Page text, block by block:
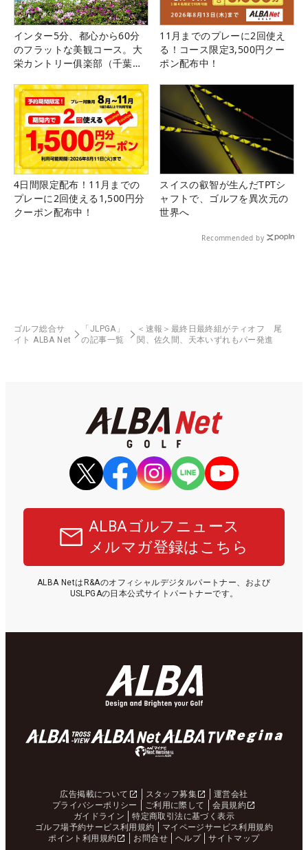
インター5分、都心から60分
のフラットな美観コース。大
栄カントリー俱楽部（千葉
11月までのプレーに2回使え
る！コース限定3,500円クー
ポン配布中！
4日間限定配布！11月までの
プレーに2回使える1,500円分
クーポン配布中！
スイスの叡智が生んだTPTシ
ャフトで、ゴルフを異次元の
世界へ
Recommended by
ゴルフ総合サ
イト ALBA Net
「JLPGA」
の記事一覧
＜速報＞最終日最終組がティオフ 尾
関、佐久間、天本いずれもパー発進
ALBAゴルフニュース
メルマガ登録はこちら
ALBA NetはR&Aのオフィシャルデジタルパートナー、および
USLPGAの日本公式サイトパートナーです。
広告掲載について スタッフ募集
運営会社
プライバシーポリシー
ご利用に際して
会員規約
ガイドライン
特定商取引法に基づく表示
ゴルフ場予約サービス利用規約
マイページサービス利用規約
ポイント利用規約
お問合せ ヘルプ サイトマップ